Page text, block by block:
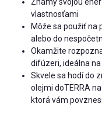
vlastnosťami
Môže sa použiť na
alebo do
Okamžite
difúzeri, ideálna
Skvele sa hodí do
olejmi doTERRA
ktorá vám